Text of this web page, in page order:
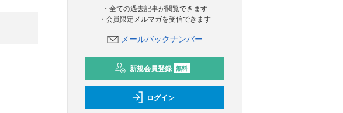
・全ての過去記事が閲覧できます
・会員限定メルマガを受信できます
メールバックナンバー
新規会員登録 無料
ログイン